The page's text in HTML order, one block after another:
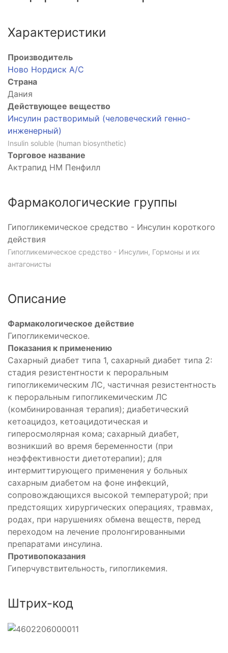
Характеристики
Производитель
Ново Нордиск А/С
Страна
Дания
Действующее вещество
Инсулин растворимый (человеческий генно-
инженерный)
Insulin soluble (human biosynthetic)
Торговое название
Актрапид HM Пенфилл
Фармакологические группы
Гипогликемическое средство - Инсулин короткого
действия
Гипогликемическое средство - Инсулин, Гормоны и их
антагонисты
Описание
Фармакологическое действие
Гипогликемическое.
Показания к применению
Сахарный диабет типа 1, сахарный диабет типа 2:
стадия резистентности к пероральным
гипогликемическим ЛС, частичная резистентность
к пероральным гипогликемическим ЛС
(комбинированная терапия); диабетический
кетоацидоз, кетоацидотическая и
гиперосмолярная кома; сахарный диабет,
возникший во время беременности (при
неэффективности диетотерапии); для
интермиттирующего применения у больных
сахарным диабетом на фоне инфекций,
сопровождающихся высокой температурой; при
предстоящих хирургических операциях, травмах,
родах, при нарушениях обмена веществ, перед
переходом на лечение пролонгированными
препаратами инсулина.
Противопоказания
Гиперчувствительность, гипогликемия.
Штрих-код